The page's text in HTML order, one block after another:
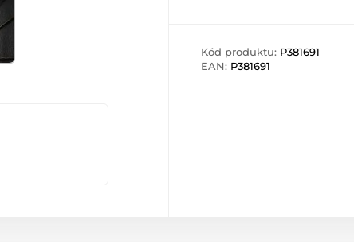
Kód produktu: P381691
EAN: P381691